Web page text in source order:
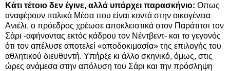
Κάτι τέτοιο δεν έγινε, αλλά υπάρχει παρασκήνιο: Οπως
αναφέρουν ιταλικά Μέσα που είναι κοντά στην οικογένεια
Ανιέλι, ο πρόεδρος χρέωσε αποκλειστικά στον Παράτιτσι τον
Σάρι -αφήνοντας εκτός κάδρου τον Νέντβεντ- και το γεγονός
ότι τον απέλυσε αποτελεί «αποδοκιμασία» της επιλογής του
αθλητικού διευθυντή. Υπήρξε κι άλλο σκηνικό, όμως, στις
ώρες ανάμεσα στην απόλυση του Σάρι και την πρόσληψη